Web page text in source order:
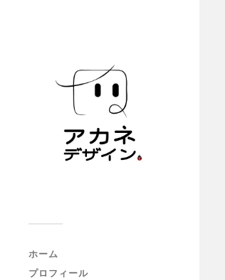
ホーム
プロフィール